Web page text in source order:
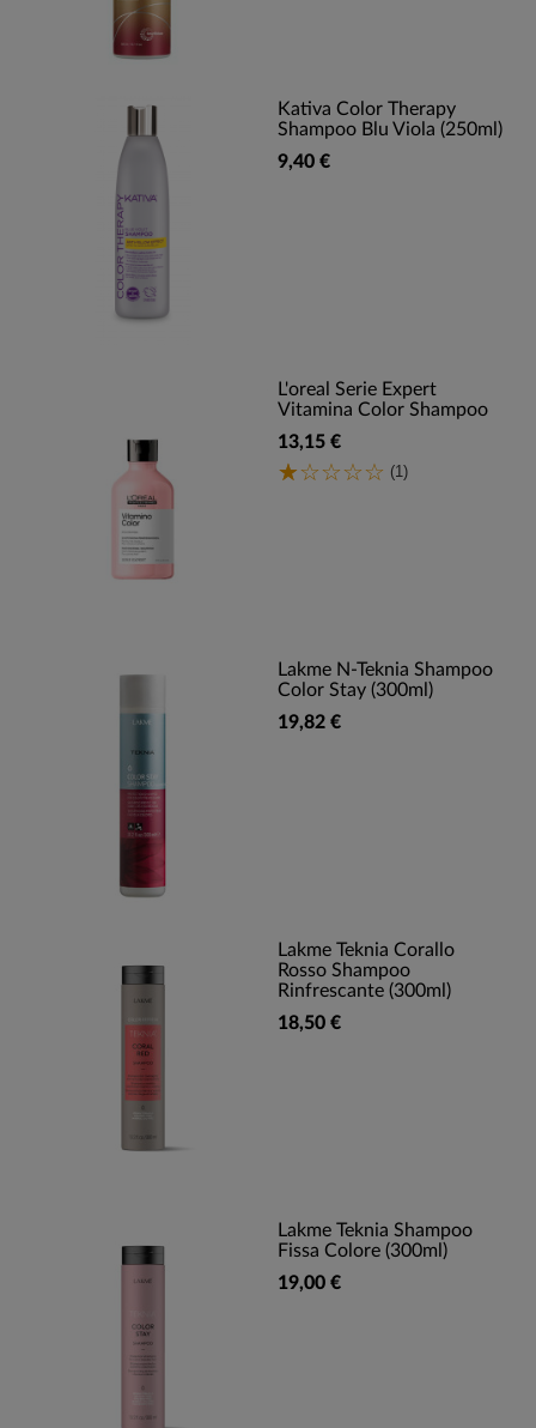
Kativa Color Therapy
Shampoo Blu Viola (250ml)
9,40 €
L'oreal Serie Expert
Vitamina Color Shampoo
13,15 €
(1)
Lakme N-Teknia Shampoo
Color Stay (300ml)
19,82 €
Lakme Teknia Corallo
Rosso Shampoo
Rinfrescante (300ml)
18,50 €
Lakme Teknia Shampoo
Fissa Colore (300ml)
19,00 €